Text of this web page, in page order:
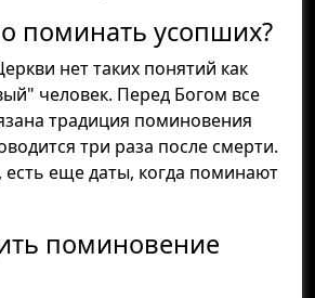
поминать усопших?
нет таких понятий как
человек. Перед Богом все
традиция поминовения
три раза после смерти.
есть еще даты, когда поминают
поминовение